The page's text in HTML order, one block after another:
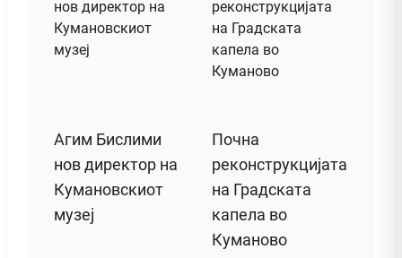
Агим Бислими
нов директор на
Кумановскиот
музеј
Почна
реконструкцијата
на Градската
капела во
Куманово